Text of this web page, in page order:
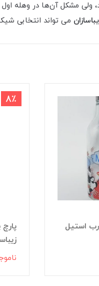
ولی مشکل آن‌ها در وهله‌ اول
می تواند انتخابی
استيل
8٪